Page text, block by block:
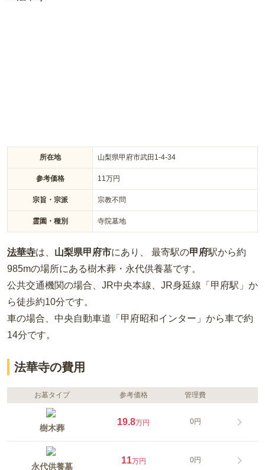
所在地 山梨県甲府市武田1-4-34
参考価格 11万円
宗旨・宗派 宗教不問
霊園・種別 寺院墓地
法華寺は、 山梨県甲府市にあり、 最寄駅の甲府駅から約
985mの場所にある樹木葬・永代供養墓です。
公共交通機関の場合 、JR中央本線、JR身延線「甲府駅」か
ら徒歩約10分です。
車の場合 、中央自動車道「甲府昭和インター」から車で約
14分です。
法華寺の費用
お墓タイプ 参考価格 管理費
樹木葬
19.8万円 0円
永代供養墓
11万円 0円